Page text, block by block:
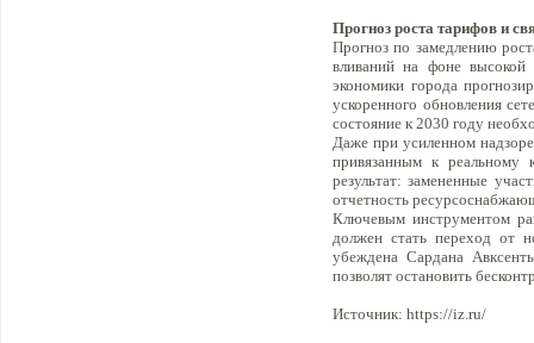
Прогноз роста тарифов и
Прогноз по замедлению
вливаний на фоне
экономики города
ускоренного обновления
состояние к 2030 году
Даже при усиленном
привязанным к реальному
результат: замененные
отчетность
Ключевым инструментом
должен стать переход от
убеждена Сардана
позволят остановить
Источник: https://iz.ru/